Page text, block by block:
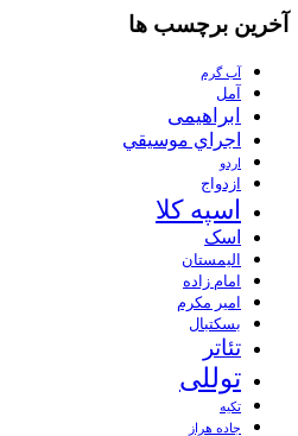
آخرین برچسب ها
آب گرم
آمل
ابراهیمی
اجراي موسيقي
اردو
ازدواج
اسپه کلا
اسک
الیمستان
امام زاده
امیر مکرم
بسکتبال
تئاتر
توللی
تکیه
جاده هراز